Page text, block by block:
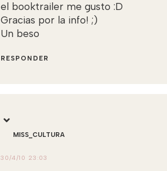
el booktrailer me gusto :D
Gracias por la info! ;)
Un beso
RESPONDER
MISS_CULTURA
30/4/10 23:03